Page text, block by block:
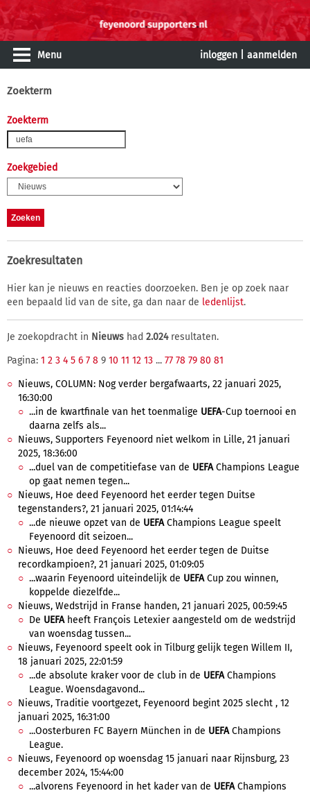
Menu inloggen aanmelden
Zoekterm
Zoekterm
Zoekgebied
Zoekresultaten
Hier kan je nieuws en reacties doorzoeken. Ben je op zoek naar
een bepaald lid van de site, ga dan naar de ledenlijst.
Je zoekopdracht in Nieuws had 2.024resultaten.
Pagina: 1 2 3 4 5 6 7 8 9 10 11 12 13 ... 77 78 79 80 81
Nieuws, COLUMN: Nog verder bergafwaarts, 22 januari 2025,
16:30:00
...in de kwartfinale van het toenmalige UEFA-Cup toernooi en
daarna zelfs als...
Nieuws, Supporters Feyenoord niet welkom in Lille, 21 januari
2025, 18:36:00
...duel van de competitiefase van de UEFAChampions League
op gaat nemen tegen...
Nieuws, Hoe deed Feyenoord het eerder tegen Duitse
tegenstanders?, 21 januari 2025, 01:14:44
...de nieuwe opzet van de UEFAChampions League speelt
Feyenoord dit seizoen...
Nieuws, Hoe deed Feyenoord het eerder tegen de Duitse
recordkampioen?, 21 januari 2025, 01:09:05
...waarin Feyenoord uiteindelijk de UEFACup zou winnen,
koppelde diezelfde...
Nieuws, Wedstrijd in Franse handen, 21 januari 2025, 00:59:45
De UEFAheeft François Letexier aangesteld om de wedstrijd
van woensdag tussen...
Nieuws, Feyenoord speelt ook in Tilburg gelijk tegen Willem II,
18 januari 2025, 22:01:59
...de absolute kraker voor de club in de UEFAChampions
League. Woensdagavond...
Nieuws, Traditie voortgezet, Feyenoord begint 2025 slecht , 12
januari 2025, 16:31:00
...Oosterburen FC Bayern München in de UEFAChampions
League.
Nieuws, Feyenoord op woensdag 15 januari naar Rijnsburg, 23
december 2024, 15:44:00
...alvorens Feyenoord in het kader van de UEFAChampions